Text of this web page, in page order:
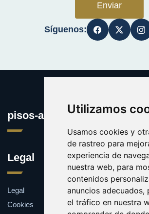
Utilizamos
Usamos cookies y
de rastreo para
experiencia de
nuestra web, para
contenidos
anuncios adecuados,
el tráfico en nuestra
Enviar
Síguenos:
pisos-alquiler.es
Legal
Legal
Cookies